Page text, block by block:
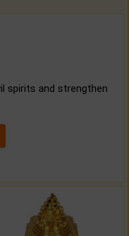
spirits and strengthen